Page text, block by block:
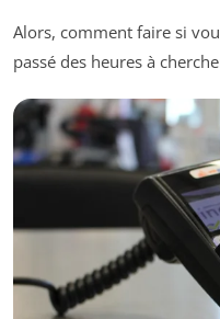
Alors, comment faire si
passé des heures à